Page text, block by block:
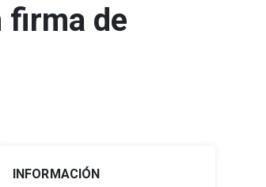
firma de
INFORMACIÓN